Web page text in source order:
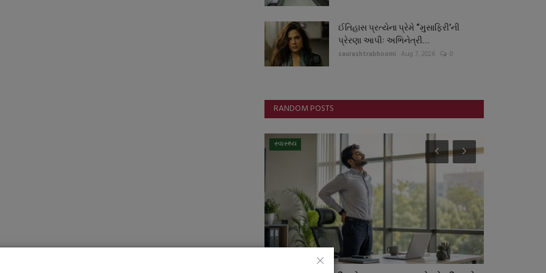
ઈતિહાસ પ્રત્યેના પ્રેમે “મુસાફિરી’ની
પ્રેરણા આપીઃ અભિનેત્રી...
saurashtrabhoomi Aug 7, 2026 0
RANDOM POSTS
સ્વાસ્થ્ય